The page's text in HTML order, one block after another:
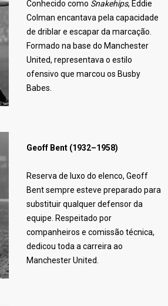
Conhecido como Snakehips, Eddie
Colman encantava pela capacidade
de driblar e escapar da marcação.
Formado na base do Manchester
United, representava o estilo
ofensivo que marcou os Busby
Babes.
Geoff Bent (1932–1958)
Reserva de luxo do elenco, Geoff
Bent sempre esteve preparado para
substituir qualquer defensor da
equipe. Respeitado por
companheiros e comissão técnica,
dedicou toda a carreira ao
Manchester United.